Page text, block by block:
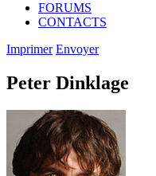
FORUMS
CONTACTS
Imprimer Envoyer
Peter Dinklage